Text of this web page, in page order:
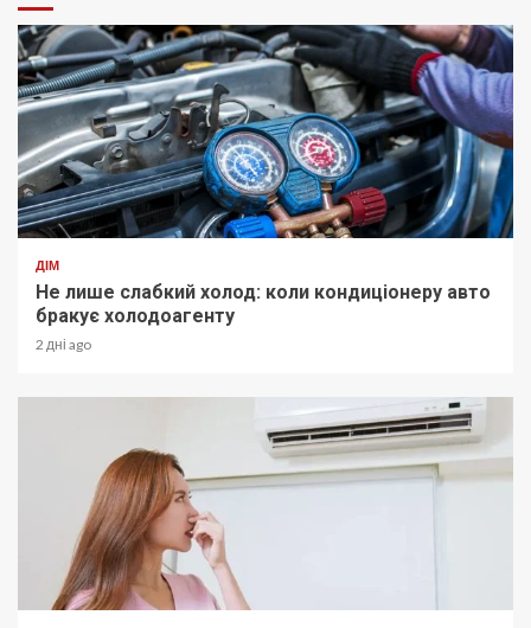
ДІМ
Не лише слабкий холод: коли кондиціонеру авто
бракує холодоагенту
2 дні ago